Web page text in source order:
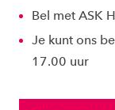
Bel met ASK
Je kunt ons
17.00 uur